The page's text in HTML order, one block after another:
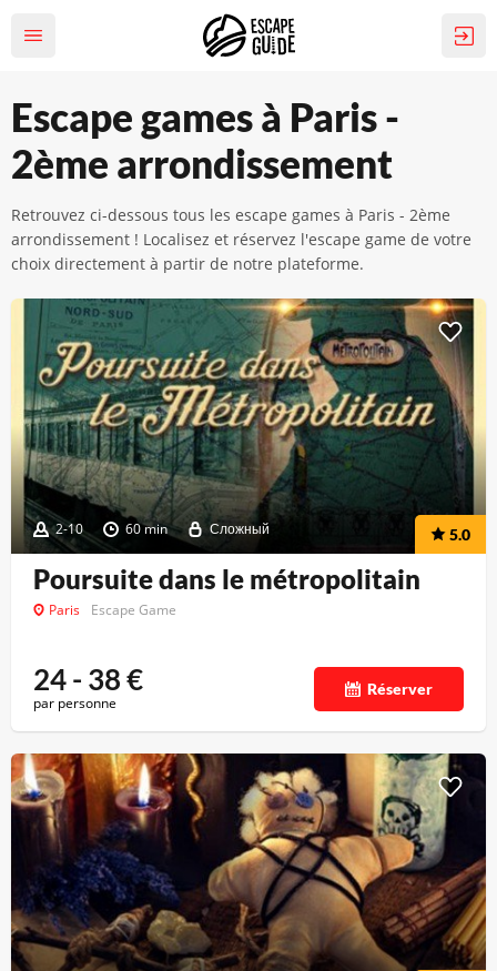
Escape games à Paris -
2ème arrondissement
Retrouvez ci-dessous tous les escape games à Paris - 2ème
arrondissement ! Localisez et réservez l'escape game de votre
choix directement à partir de notre plateforme.
2-10 60 min Сложный 5.0
Poursuite dans le métropolitain
Paris Escape Game
24 - 38€
par personne
Réserver